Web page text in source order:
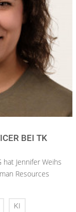
BEI TK
Jennifer Weihs
Resources
KI